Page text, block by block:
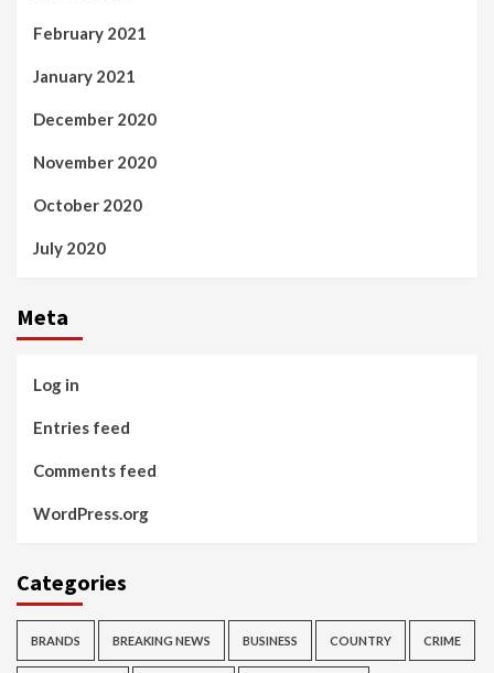
February 2021
January 2021
December 2020
November 2020
October 2020
July 2020
Meta
Log in
Entries feed
Comments feed
WordPress.org
Categories
BRANDS BREAKING NEWS BUSINESS COUNTRY CRIME